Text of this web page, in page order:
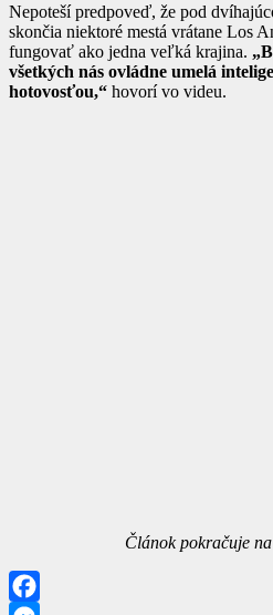
Nepoteší predpoveď, že pod
skončia niektoré mestá vrátane Los
fungovať ako jedna veľká krajina.
všetkých nás ovládne umelá
hotovosťou,“ hovorí vo videu.
Článok pokračuje